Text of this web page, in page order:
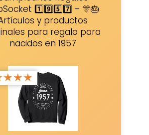
1️⃣9️⃣5️⃣7️⃣ - 🎊🎂
y productos
para regalo para
nacidos en 1957
★★★